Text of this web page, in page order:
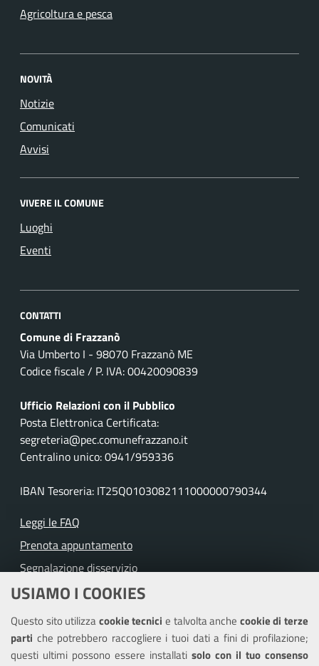
USIAMO I COOKIES
Questo sito utilizzacookie tecnicie talvolta anche cookie di terze
parti che potrebbero raccogliere i tuoi dati a fini di profilazione;
questi ultimi possono essere installati solo con il tuo consenso
Agricoltura e pesca
NOVITÀ
Notizie
Comunicati
Avvisi
VIVERE IL COMUNE
Luoghi
Eventi
CONTATTI
Comune di Frazzanò
Via Umberto I - 98070 Frazzanò ME
Codice fiscale / P. IVA: 00420090839
Ufficio Relazioni con il Pubblico
Posta Elettronica Certificata:
segreteria@pec.comunefrazzano.it
Centralino unico: 0941/959336
IBAN Tesoreria: IT25Q0103082111000000790344
Leggi le FAQ
Prenota appuntamento
Segnalazione disservizio
Richiesta assistenza
Amministrazione trasparente
Informativa privacy